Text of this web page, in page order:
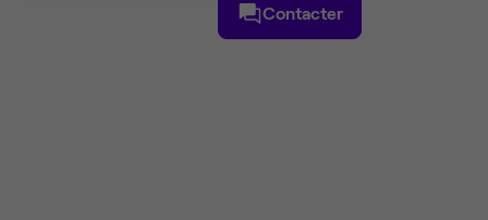
Contacter